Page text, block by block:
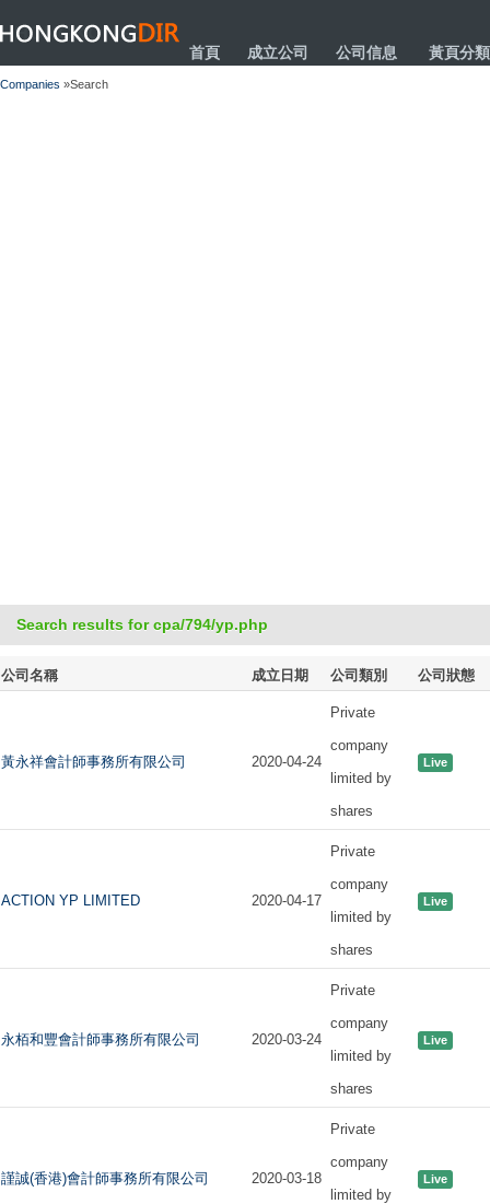
HONGKONGDIR
首頁 成立公司 公司信息 黃頁分類
Companies »Search
Search results for cpa/794/yp.php
公司名稱 成立日期 公司類別 公司狀態
黃永祥會計師事務所有限公司 2020-04-24
Private
company
limited by
shares
Live
ACTION YP LIMITED 2020-04-17
Private
company
limited by
shares
Live
永栢和豐會計師事務所有限公司 2020-03-24
Private
company
limited by
shares
Live
謹誠(香港)會計師事務所有限公司 2020-03-18
Private
company
limited by
Live